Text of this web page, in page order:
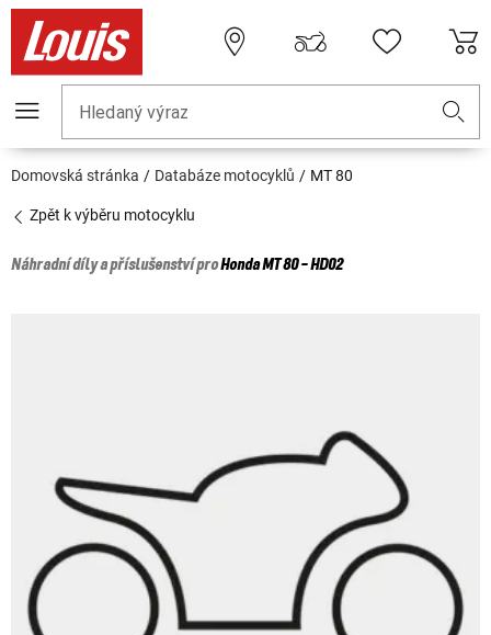
Hledaný výraz
Domovská stránka Databáze motocyklů MT 80
Zpět k výběru motocyklu
Náhradní díly a příslušenství proHondaMT 80 - HD02